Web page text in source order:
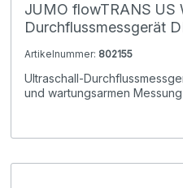
JUMO flowTRANS US
Durchflussmessgerät
Artikelnummer: 802155
Ultraschall-
und wartungsarmen Messung